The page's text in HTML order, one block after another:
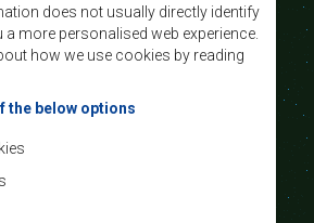
does not usually directly identify
a more personalised web experience.
how we use cookies by reading
the below options